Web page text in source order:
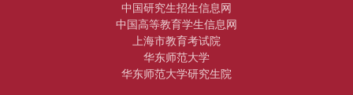
中国研究生招生信息网
中国高等教育学生信息网
上海市教育考试院
华东师范大学
华东师范大学研究生院